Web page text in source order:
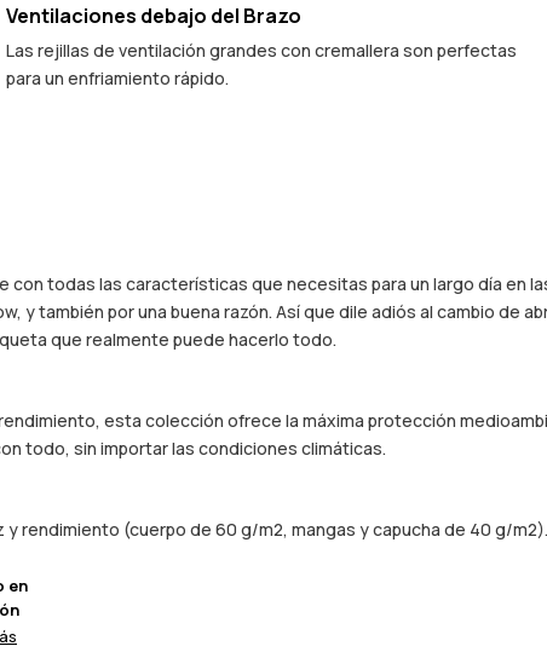
Ventilaciones debajo del Brazo
Las rejillas de ventilación grandes con cremallera son perfectas
para un enfriamiento rápido.
con todas las características que necesitas para un largo día en
y también por una buena razón. Así que dile adiós al cambio de
que realmente puede hacerlo todo.
esta colección ofrece la máxima protección
todo, sin importar las condiciones climáticas.
rendimiento (cuerpo de 60 g/m2, mangas y capucha de 40 g/m2).
en